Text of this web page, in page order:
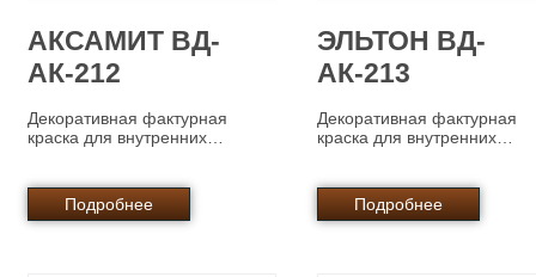
АКСАМИТ ВД-
АК-212
Декоративная фактурная
краска для внутренних…
ЭЛЬТОН ВД-
АК-213
Декоративная фактурная
краска для внутренних…
Подробнее Подробнее